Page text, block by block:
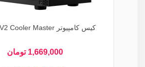
کیس کامپیوتر MB600L V2 Cooler Master
1,669,000 تومان